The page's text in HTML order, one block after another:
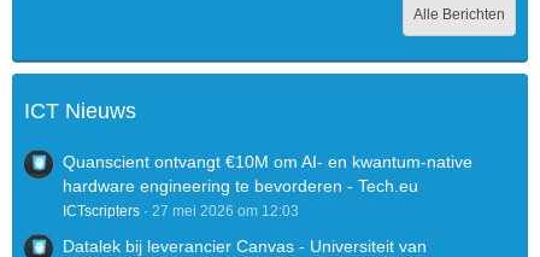
Alle Berichten
ICT Nieuws
Quanscient ontvangt €10M om AI- en kwantum-native
hardware engineering te bevorderen - Tech.eu
ICTscripters 27 mei 2026 om 12:03
Datalek bij leverancier Canvas - Universiteit van